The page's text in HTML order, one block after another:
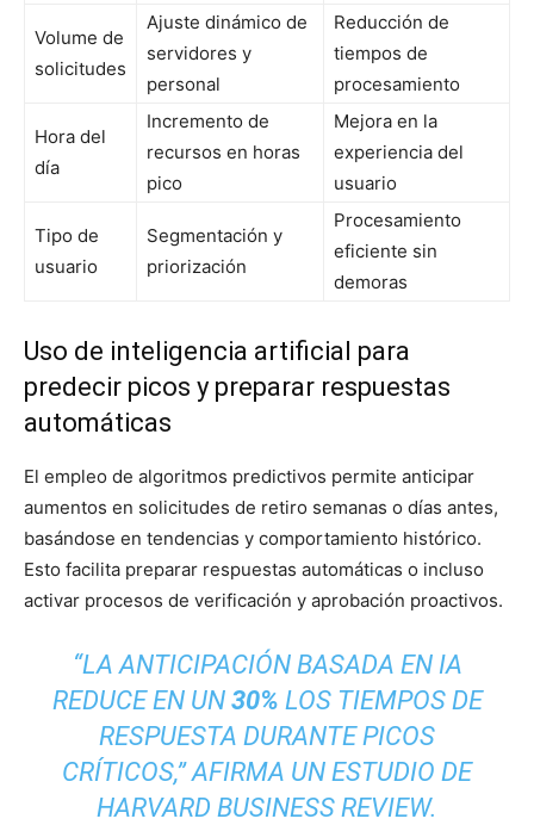
Volume de
solicitudes
Ajuste dinámico de
servidores y
personal
Reducción de
tiempos de
procesamiento
Hora del
día
Incremento de
recursos en horas
pico
Mejora en la
experiencia del
usuario
Tipo de
usuario
Segmentación y
priorización
Procesamiento
eficiente sin
demoras
Uso de inteligencia artificial para
predecir picos y preparar respuestas
automáticas
El empleo de algoritmos predictivos permite anticipar
aumentos en solicitudes de retiro semanas o días antes,
basándose en tendencias y comportamiento histórico.
Esto facilita preparar respuestas automáticas o incluso
activar procesos de verificación y aprobación proactivos.
“LA ANTICIPACIÓN BASADA EN IA
REDUCE EN UN 30% LOS TIEMPOS DE
RESPUESTA DURANTE PICOS
CRÍTICOS,” AFIRMA UN ESTUDIO DE
HARVARD BUSINESS REVIEW.